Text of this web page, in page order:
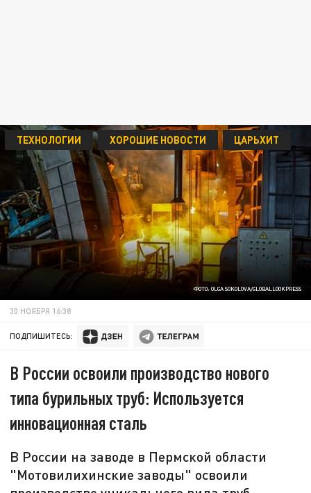
ФОТО: OLGA SOKOLOVA/GLOBALLOOKPRESS
ТЕХНОЛОГИИ ХОРОШИЕ НОВОСТИ ЦАРЬХИТ
30 НОЯБРЯ 16:38
ПОДПИШИТЕСЬ:
В России освоили производство нового
типа бурильных труб: Используется
инновационная сталь
В России на заводе в Пермской области
"Мотовилихинские заводы" освоили